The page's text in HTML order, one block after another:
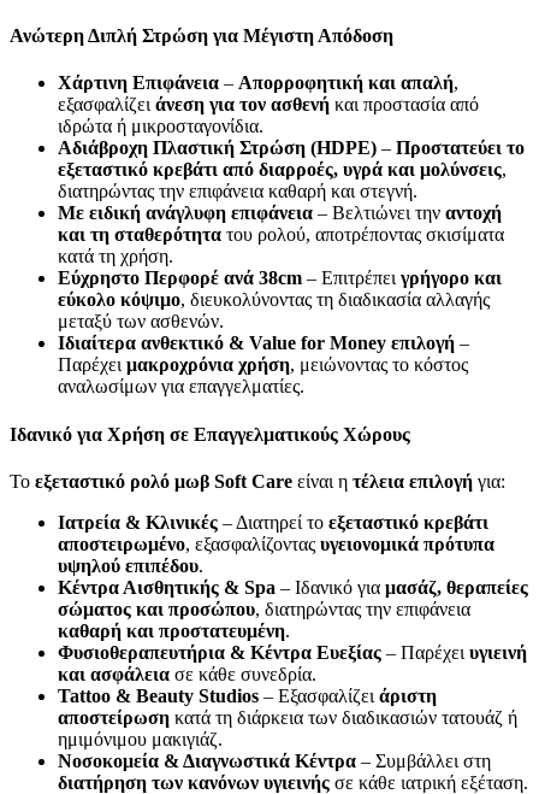
Ανώτερη Διπλή Στρώση για Μέγιστη Απόδοση
Χάρτινη Επιφάνεια – Απορροφητική και απαλή,
εξασφαλίζει άνεση για τον ασθενή και προστασία από
ιδρώτα ή μικροσταγονίδια.
Αδιάβροχη Πλαστική Στρώση (HDPE) – Προστατεύει το
εξεταστικό κρεβάτι από διαρροές, υγρά και μολύνσεις,
διατηρώντας την επιφάνεια καθαρή και στεγνή.
Με ειδική ανάγλυφη επιφάνεια – Βελτιώνει την αντοχή
και τη σταθερότητα του ρολού, αποτρέποντας σκισίματα
κατά τη χρήση.
Εύχρηστο Περφορέ ανά 38cm – Επιτρέπει γρήγορο και
εύκολο κόψιμο, διευκολύνοντας τη διαδικασία αλλαγής
μεταξύ των ασθενών.
Ιδιαίτερα ανθεκτικό & Value for Money επιλογή –
Παρέχει μακροχρόνια χρήση, μειώνοντας το κόστος
αναλωσίμων για επαγγελματίες.
Ιδανικό για Χρήση σε Επαγγελματικούς Χώρους
Το εξεταστικό ρολό μωβ Soft Care είναι η τέλεια επιλογή για:
Ιατρεία & Κλινικές – Διατηρεί το εξεταστικό κρεβάτι
αποστειρωμένο, εξασφαλίζοντας υγειονομικά πρότυπα
υψηλού επιπέδου.
Κέντρα Αισθητικής & Spa – Ιδανικό για μασάζ, θεραπείες
σώματος και προσώπου, διατηρώντας την επιφάνεια
καθαρή και προστατευμένη.
Φυσιοθεραπευτήρια & Κέντρα Ευεξίας – Παρέχει υγιεινή
και ασφάλεια σε κάθε συνεδρία.
Tattoo & Beauty Studios – Εξασφαλίζει άριστη
αποστείρωση κατά τη διάρκεια των διαδικασιών τατουάζ ή
ημιμόνιμου μακιγιάζ.
Νοσοκομεία & Διαγνωστικά Κέντρα – Συμβάλλει στη
διατήρηση των κανόνων υγιεινής σε κάθε ιατρική εξέταση.